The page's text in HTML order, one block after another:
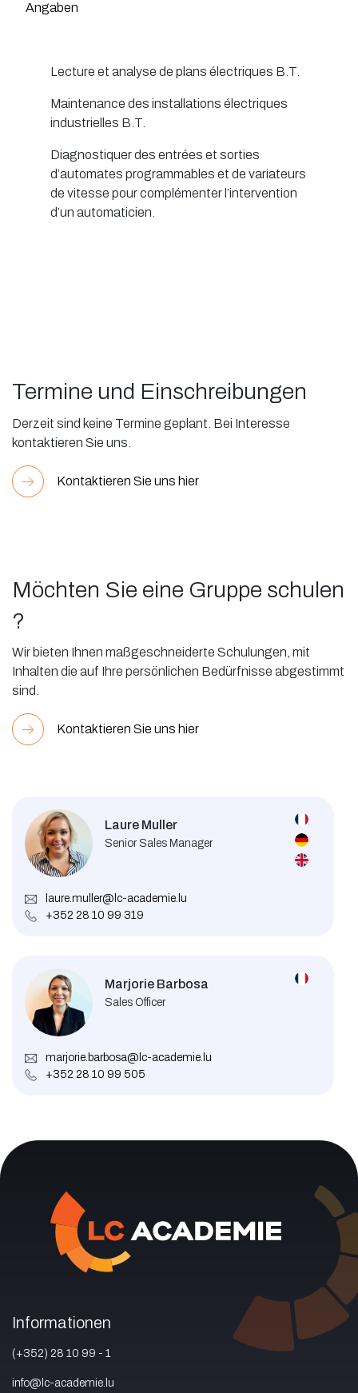
Angaben
Lecture et analyse de plans électriques B.T.
Maintenance des installations électriques
industrielles B.T.
Diagnostiquer des entrées et sorties
d’automates programmables et de variateurs
de vitesse pour complémenter l’intervention
d’un automaticien.
Termine und Einschreibungen
Derzeit sind keine Termine geplant. Bei Interesse
kontaktieren Sie uns.
Kontaktieren Sie uns hier
Möchten Sie eine Gruppe schulen
?
Wir bieten Ihnen maßgeschneiderte Schulungen, mit
Inhalten die auf Ihre persönlichen Bedürfnisse abgestimmt
sind.
Kontaktieren Sie uns hier
Laure Muller
Senior Sales Manager
laure.muller@lc-academie.lu
+352 28 10 99 319
Marjorie Barbosa
Sales Officer
marjorie.barbosa@lc-academie.lu
+352 28 10 99 505
Informationen
(+352) 28 10 99 - 1
info@lc-academie.lu